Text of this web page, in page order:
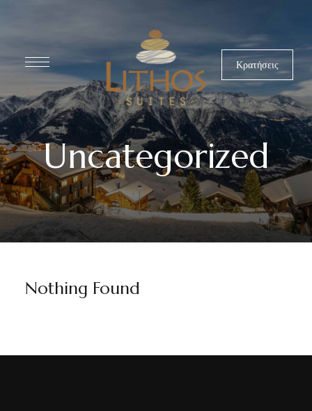
Κρατήσεις
Uncategorized
Nothing Found